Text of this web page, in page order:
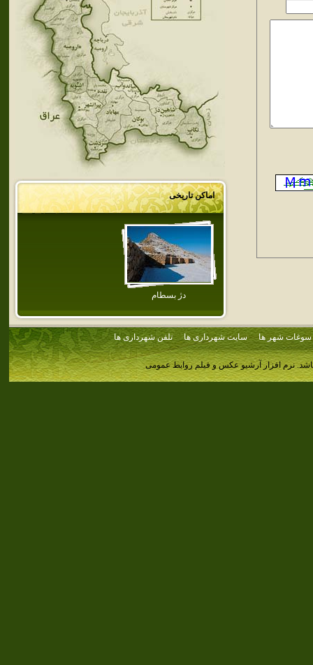
اماکن تاریخی
دژ بسطام
سوغات شهر ها سایت شهرداری ها تلفن شهرداری ها
نرم افزار آرشیو عکس و فیلم روابط عمومی